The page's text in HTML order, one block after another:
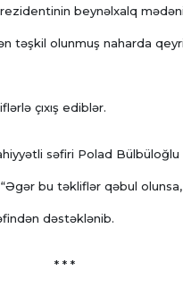
beynəlxalq
təşkil olunmuş naharda
çıxış ediblər.
səfiri Polad Bülbüloğlu
bu təkliflər qəbul
dəstəklənib.
* * *